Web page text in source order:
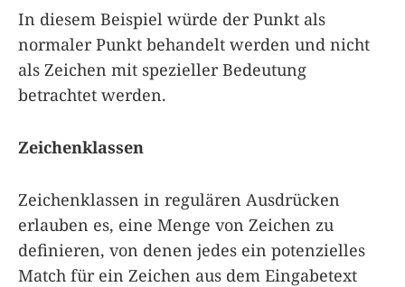
In diesem Beispiel würde der Punkt als
normaler Punkt behandelt werden und nicht
als Zeichen mit spezieller Bedeutung
betrachtet werden.
Zeichenklassen
Zeichenklassen in regulären Ausdrücken
erlauben es, eine Menge von Zeichen zu
definieren, von denen jedes ein potenzielles
Match für ein Zeichen aus dem Eingabetext